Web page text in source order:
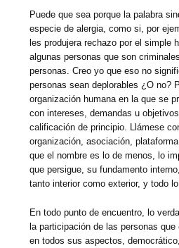
Puede que sea porque la palabra
especie de alergia, como si, por
les produjera rechazo por el simple
algunas personas que son
personas. Creo yo que eso no
personas sean deplorables ¿O no?
organización humana en la que se
con intereses, demandas u
calificación de principio. Llámese
organización, asociación,
que el nombre es lo de menos, lo
que persigue, su fundamento
tanto interior como exterior, y todo
En todo punto de encuentro, lo
la participación de las personas
en todos sus aspectos,